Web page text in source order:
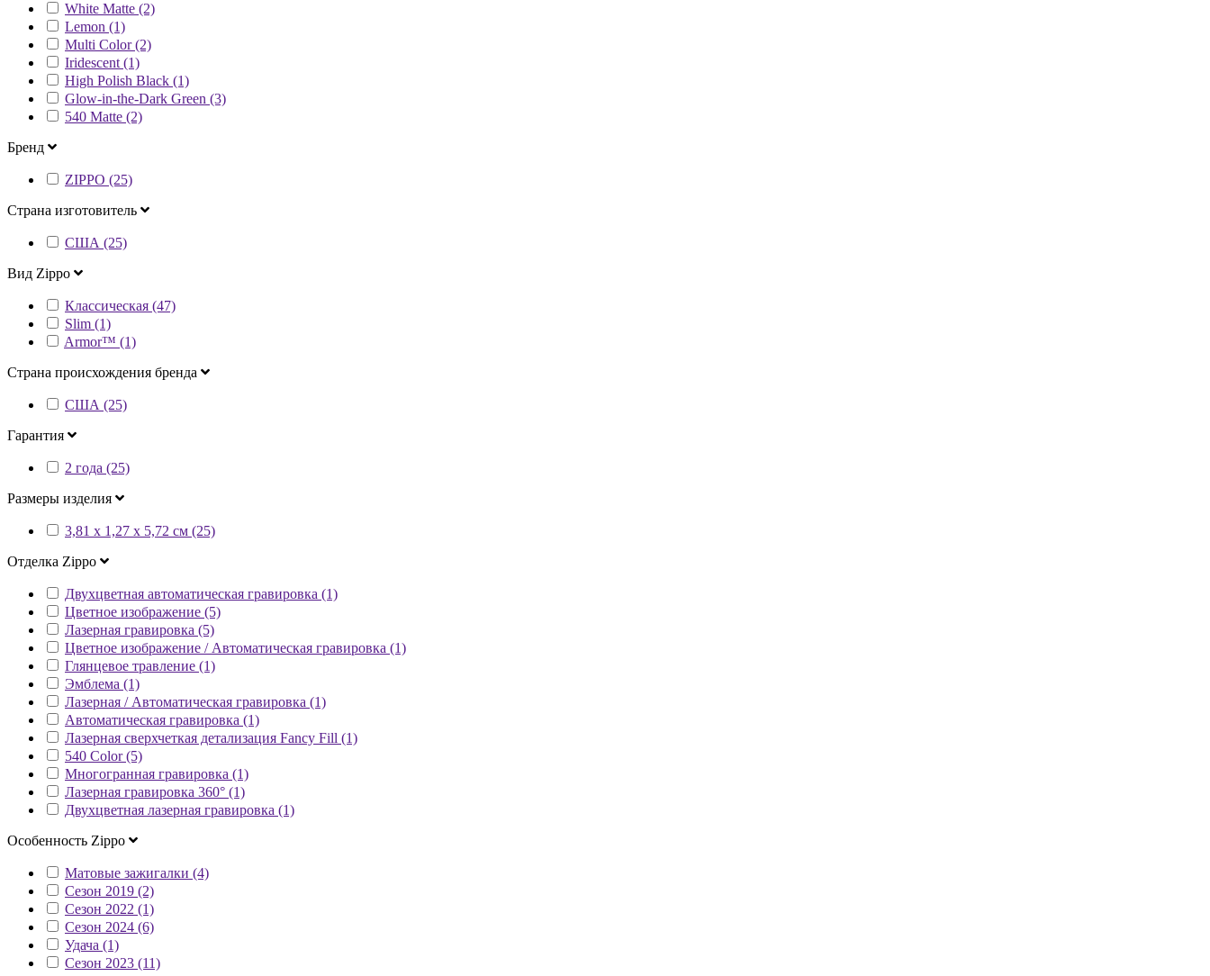
White Matte (2)
Lemon (1)
Multi Color (2)
Iridescent (1)
High Polish Black (1)
Glow-in-the-Dark Green (3)
540 Matte (2)
Бренд
ZIPPO (25)
Страна изготовитель
США (25)
Вид Zippo
Классическая (47)
Slim (1)
Armor™ (1)
Страна происхождения бренда
США (25)
Гарантия
2 года (25)
Размеры изделия
3,81 х 1,27 x 5,72 cм (25)
Отделка Zippo
Двухцветная автоматическая гравировка (1)
Цветное изображение (5)
Лазерная гравировка (5)
Цветное изображение / Автоматическая гравировка (1)
Глянцевое травление (1)
Эмблема (1)
Лазерная / Автоматическая гравировка (1)
Автоматическая гравировка (1)
Лазерная сверхчеткая детализация Fancy Fill (1)
540 Color (5)
Многогранная гравировка (1)
Лазерная гравировка 360° (1)
Двухцветная лазерная гравировка (1)
Особенность Zippo
Матовые зажигалки (4)
Сезон 2019 (2)
Сезон 2022 (1)
Сезон 2024 (6)
Удача (1)
Сезон 2023 (11)